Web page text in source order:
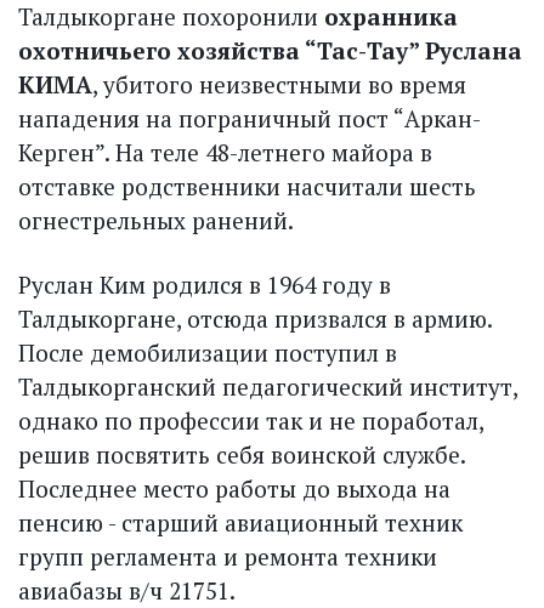
Талдыкоргане похоронили охранника
охотничьего хозяйства “Тас-Тау” Руслана
КИМА, убитого неизвестными во время
нападения на пограничный пост “Аркан-
Керген”. На теле 48-летнего майора в
отставке родственники насчитали шесть
огнестрельных ранений.
Руслан Ким родился в 1964 году в
Талдыкоргане, отсюда призвался в армию.
После демобилизации поступил в
Талдыкорганский педагогический институт,
однако по профессии так и не поработал,
решив посвятить себя воинской службе.
Последнее место работы до выхода на
пенсию - старший авиационный техник
групп регламента и ремонта техники
авиабазы в/ч 21751.